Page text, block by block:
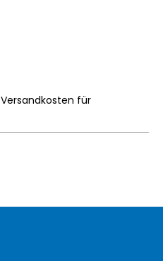
Versandkosten für